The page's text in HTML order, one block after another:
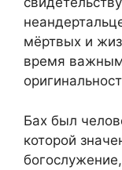
мёртвых и
время важным
Бах был
которой